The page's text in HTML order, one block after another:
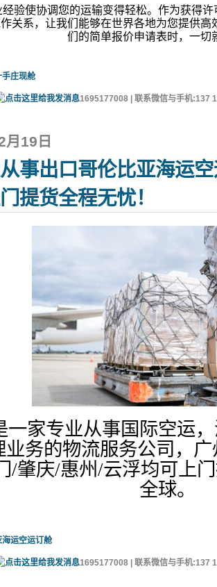
验使协调您的运输变得轻松。作为获得
关系，让我们能够在世界各地为您提供
们的简单报价申请表时，一切
手庄现舱
1695177008 | 联系微信与手机:137
月19日
事出口哥伦比亚海运
提货全程无忧！
一家专业从事国际空运
业务的物流服务公司，
/肇庆/惠州/云浮均可上
全球。
海运空运订舱
1695177008 | 联系微信与手机:137